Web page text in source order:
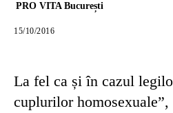
PRO VITA București
15/10/2016
La fel ca și în cazul
cuplurilor